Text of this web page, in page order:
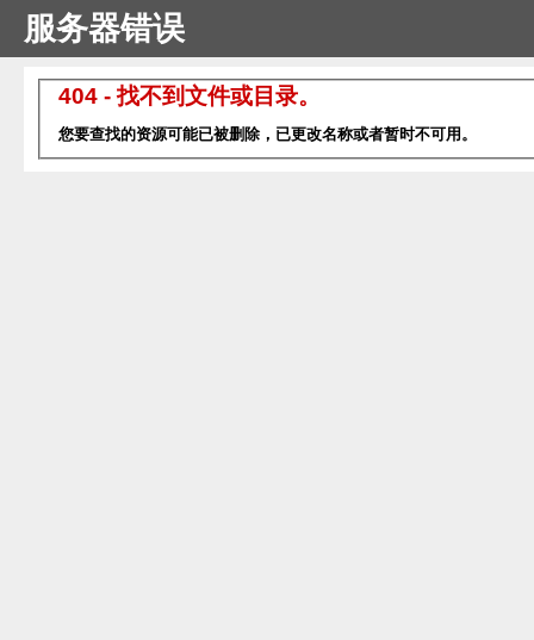
服务器错误
404 - 找不到文件或目录。
您要查找的资源可能已被删除，已更改名称或者暂时不可用。